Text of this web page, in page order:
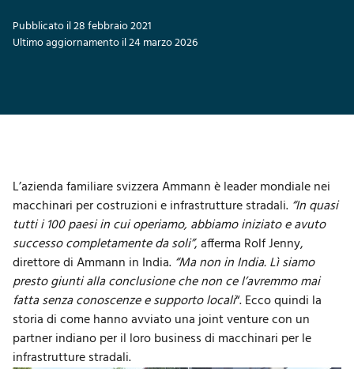
Pubblicato il 28 febbraio 2021
Ultimo aggiornamento il 24 marzo 2026
L’azienda familiare svizzera Ammann è leader mondiale nei
macchinari per costruzioni e infrastrutture stradali. “In quasi
tutti i 100 paesi in cui operiamo, abbiamo iniziato e avuto
successo completamente da soli”, afferma Rolf Jenny,
direttore di Ammann in India. “Ma non in India. Lì siamo
presto giunti alla conclusione che non ce l’avremmo mai
fatta senza conoscenze e supporto locali“. Ecco quindi la
storia di come hanno avviato una joint venture con un
partner indiano per il loro business di macchinari per le
infrastrutture stradali.